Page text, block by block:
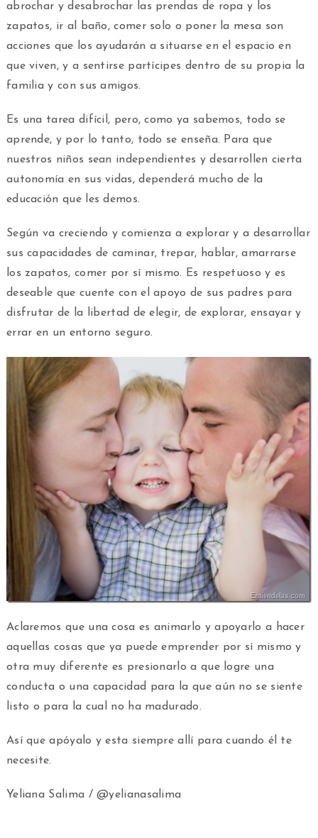
abrochar y desabrochar las prendas de ropa y los
zapatos, ir al baño, comer solo o poner la mesa son
acciones que los ayudarán a situarse en el espacio en
que viven, y a sentirse partícipes dentro de su propia la
familia y con sus amigos.
Es una tarea difícil, pero, como ya sabemos, todo se
aprende, y por lo tanto, todo se enseña. Para que
nuestros niños sean independientes y desarrollen cierta
autonomía en sus vidas, dependerá mucho de la
educación que les demos.
Según va creciendo y comienza a explorar y a desarrollar
sus capacidades de caminar, trepar, hablar, amarrarse
los zapatos, comer por sí mismo. Es respetuoso y es
deseable que cuente con el apoyo de sus padres para
disfrutar de la libertad de elegir, de explorar, ensayar y
errar en un entorno seguro.
Aclaremos que una cosa es animarlo y apoyarlo a hacer
aquellas cosas que ya puede emprender por sí mismo y
otra muy diferente es presionarlo a que logre una
conducta o una capacidad para la que aún no se siente
listo o para la cual no ha madurado.
Así que apóyalo y esta siempre allí para cuando él te
necesite.
Yeliana Salima / @yelianasalima